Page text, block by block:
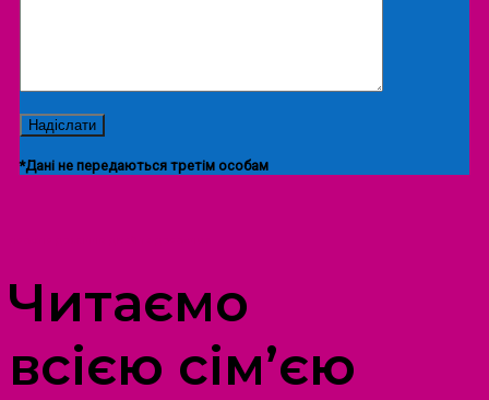
*Дані не передаються третім особам
Читаємо
всією сім’єю